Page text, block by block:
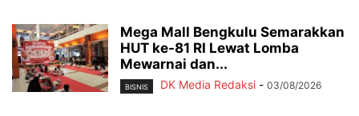
Mega Mall Bengkulu Semarakkan
HUT ke-81 RI Lewat Lomba
Mewarnai dan...
BISNIS DK Media Redaksi - 03/08/2026